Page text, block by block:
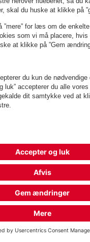
Q-Park Zoologisk Have
1 m